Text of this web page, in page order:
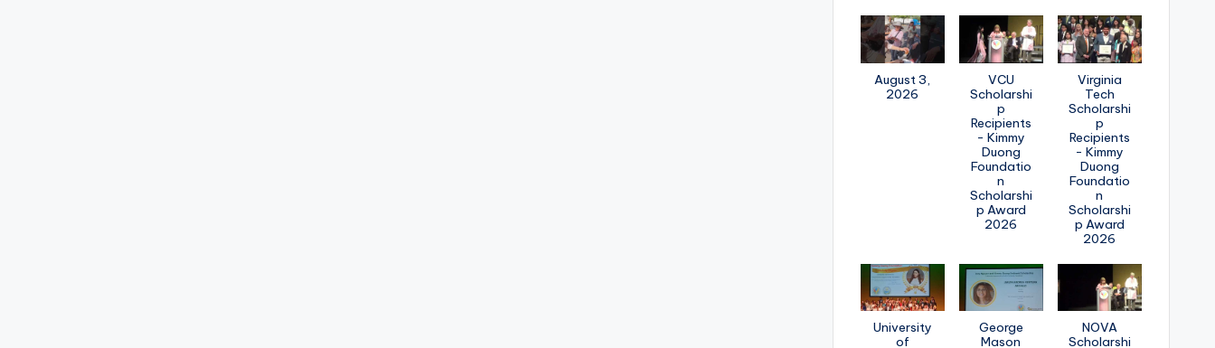
August 3,
2026
VCU
Scholarshi
p
Recipients
- Kimmy
Duong
Foundatio
n
Scholarshi
p Award
2026
Virginia
Tech
Scholarshi
p
Recipients
- Kimmy
Duong
Foundatio
n
Scholarshi
p Award
2026
University
of
George
Mason
NOVA
Scholarshi